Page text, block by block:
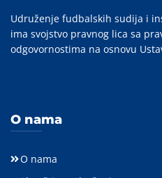
Udruženje fudbalskih sudija i
ima svojstvo pravnog lica sa
odgovornostima na osnovu
O nama
O nama